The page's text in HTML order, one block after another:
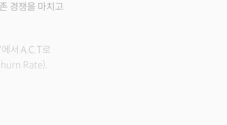
경쟁을 마치고
서 A.C.T로
Rate),